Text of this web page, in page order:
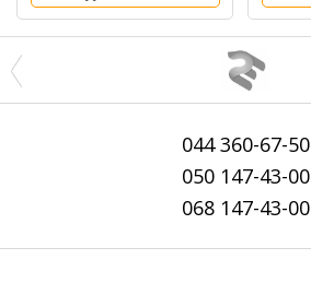
044360-67-50
050147-43-00
068147-43-00